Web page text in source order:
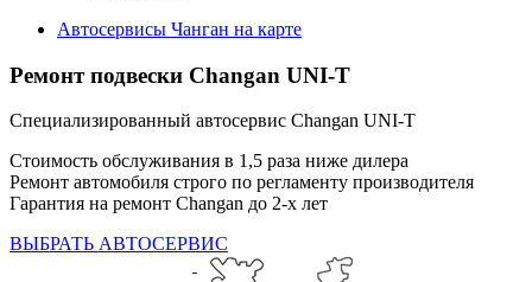
Автосервисы Чанган на карте
Ремонт подвески Changan UNI-T
Специализированный автосервис Changan UNI-T
Стоимость обслуживания в 1,5 раза ниже дилера
Ремонт автомобиля строго по регламенту производителя
Гарантия на ремонт Changan до 2-х лет
ВЫБРАТЬ АВТОСЕРВИС